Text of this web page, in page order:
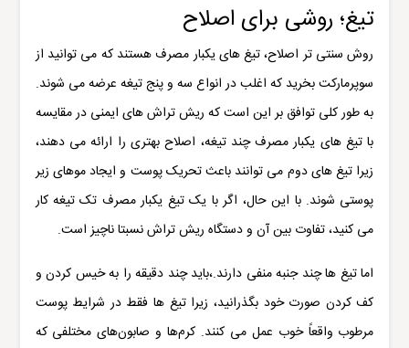
تیغ؛ روشی برای اصلاح
روش سنتی تر اصلاح، تیغ های یکبار مصرف هستند که می توانید از
سوپرمارکت بخرید که اغلب در انواع سه و پنج تیغه عرضه می شوند.
به طور کلی توافق بر این است که ریش تراش های ایمنی در مقایسه
با تیغ های یکبار مصرف چند تیغه، اصلاح بهتری را ارائه می دهند،
زیرا تیغ های دوم می توانند باعث تحریک پوست و ایجاد موهای زیر
پوستی شوند. با این حال، اگر با یک تیغ یکبار مصرف تک تیغه کار
می کنید، تفاوت بین آن و دستگاه ریش تراش نسبتا ناچیز است.
اما تیغ ها چند جنبه منفی دارند.،باید چند دقیقه را به خیس کردن و
کف کردن صورت خود بگذرانید، زیرا تیغ ها فقط در شرایط پوست
مرطوب واقعاً خوب عمل می کنند. کرم‌ها و صابون‌های مختلفی که